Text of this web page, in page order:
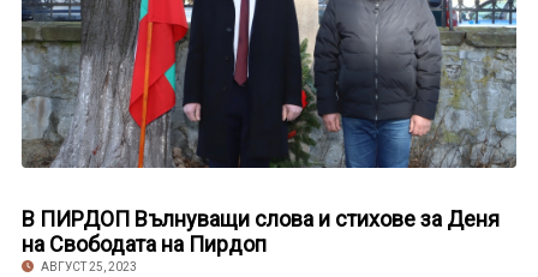
В ПИРДОП Вълнуващи слова и стихове за Деня
на Свободата на Пирдоп
АВГУСТ 25, 2023